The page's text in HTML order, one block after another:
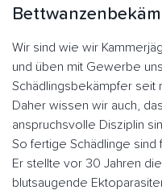
Wir sind wie wir
und üben mit Gewerbe
Schädlingsbekämpfer seit
Daher wissen wir auch,
anspruchsvolle Disziplin
So fertige Schädlinge sind
Er stellte vor 30 Jahren
blutsaugende